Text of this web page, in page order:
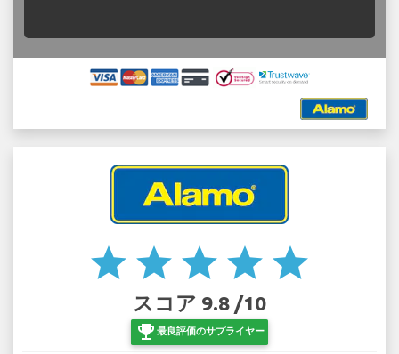
star star star star star
スコア 9.8 /10
emoji_events 最良評価のサプライヤー